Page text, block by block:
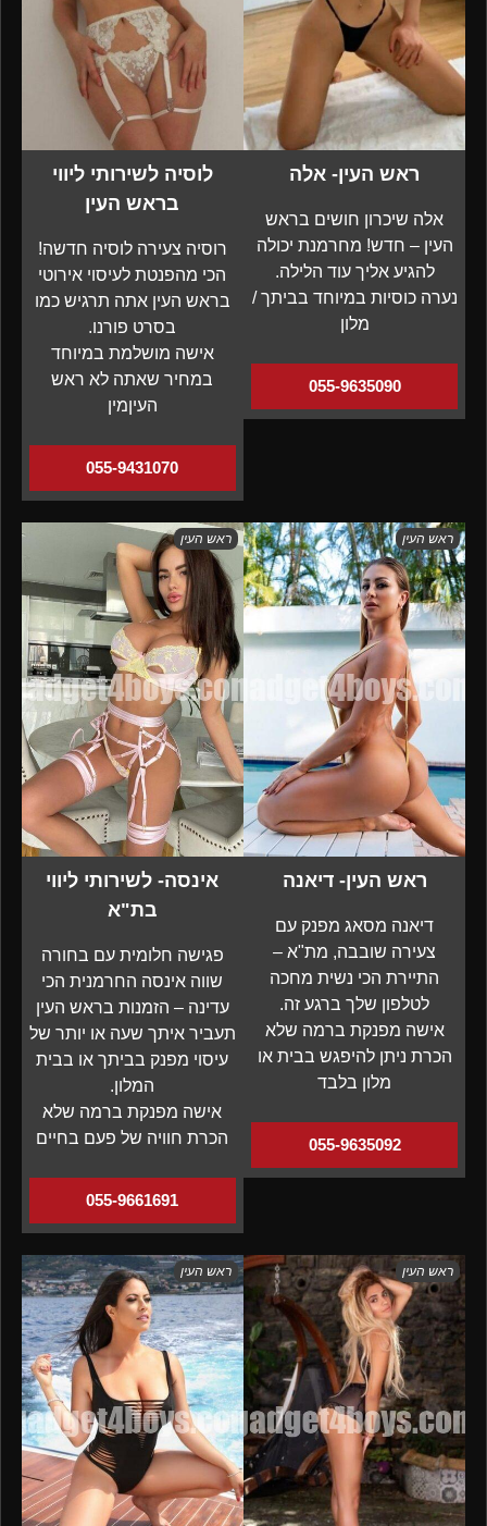
ראש העין- אלה
אלה שיכרון חושים בראש
העין – חדש! מחרמנת יכולה
להגיע אליך עוד הלילה.
נערה כוסיות במיוחד בביתך /
מלון
055-9635090
לוסיה לשירותי ליווי
בראש העין
רוסיה צעירה לוסיה חדשה!
הכי מהפנטת לעיסוי אירוטי
בראש העין אתה תרגיש כמו
בסרט פורנו.
אישה מושלמת במיוחד
במחיר שאתה לא ראש
העיןמין
055-9431070
ראש העין
ראש העין- דיאנה
דיאנה מסאג מפנק עם
צעירה שובבה, מת"א –
התיירת הכי נשית מחכה
לטלפון שלך ברגע זה.
אישה מפנקת ברמה שלא
הכרת ניתן להיפגש בבית או
מלון בלבד
055-9635092
ראש העין
אינסה- לשירותי ליווי
בת"א
פגישה חלומית עם בחורה
שווה אינסה החרמנית הכי
עדינה – הזמנות בראש העין
תעביר איתך שעה או יותר של
עיסוי מפנק בביתך או בבית
המלון.
אישה מפנקת ברמה שלא
הכרת חוויה של פעם בחיים
055-9661691
ראש העין ראש העין